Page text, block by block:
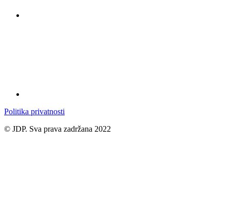
Politika privatnosti
© JDP. Sva prava zadržana 2022